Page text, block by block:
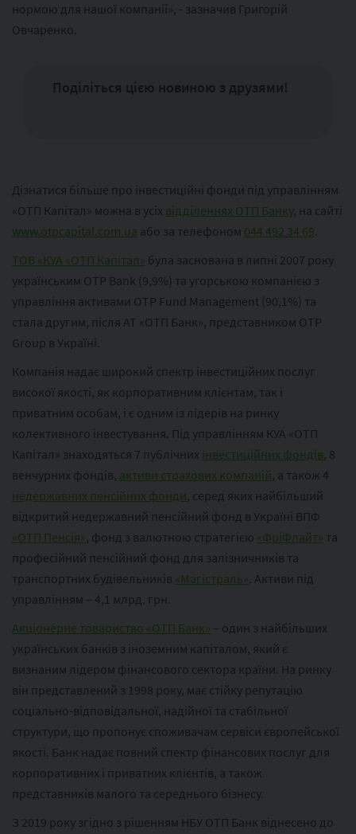
нормою для нашої компанії», - зазначив Григорій
Овчаренко.
Поділіться цією новиною з друзями!
Дізнатися більше про інвестиційні фонди під управлінням
«ОТП Капітал» можна в усіх відділеннях ОТП Банку, на сайті
www.otpcapital.com.ua або за телефоном 044 492 34 69
ТОВ «КУА «ОТП Капітал» була заснована в липні 2007 року
українським OTP Bank (9,9%) та угорською компанією з
управління активами OTP Fund Management (90,1%) та
стала другим, після АТ «ОТП Банк», представником OTP
Group в Україні.
Компанія надає широкий спектр інвестиційних послуг
високої якості, як корпоративним клієнтам, так і
приватним особам, і є одним із лідерів на ринку
колективного інвестування. Під управлінням КУА «ОТП
Капітал» знаходяться 7 публічних інвестиційних фондів, 8
венчурних фондів, активи страхових компаній, а також 4
недержавних пенсійних фонди, серед яких найбільший
відкритий недержавний пенсійний фонд в Україні ВПФ
«ОТП Пенсія», фонд з валютною стратегією «ФріФлайт» та
професійний пенсійний фонд для залізничників та
транспортних будівельників «Магістраль» . Активи під
управлінням – 4,1 млрд. грн.
Акціонерне товариство «ОТП Банк» – один з найбільших
українських банків з іноземним капіталом, який є
визнаним лідером фінансового сектора країни. На ринку
він представлений з 1998 року, має стійку репутацію
соціально-відповідальної, надійної та стабільної
структури, що пропонує споживачам сервіси європейської
якості. Банк надає повний спектр фінансових послуг для
корпоративних і приватних клієнтів, а також
представників малого та середнього бізнесу.
З 2019 року згідно з рішенням НБУ ОТП Банк віднесено до